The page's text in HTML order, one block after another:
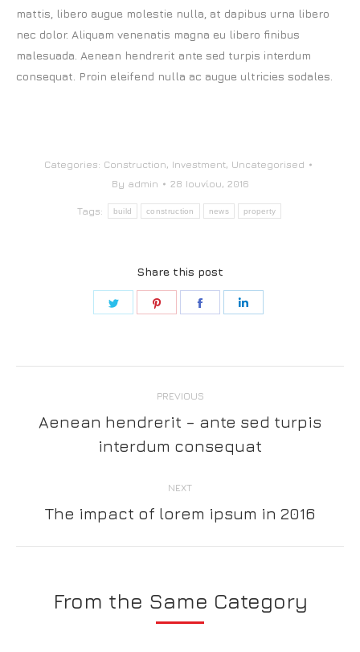
mattis, libero augue molestie nulla, at dapibus urna libero
nec dolor. Aliquam venenatis magna eu libero finibus
malesuada. Aenean hendrerit ante sed turpis interdum
consequat. Proin eleifend nulla ac augue ultricies sodales.
Categories: Construction, Investment, Uncategorised
By admin 28 Ιουνίου, 2016
Tags: build construction news property
Share this post
Share
Share
Share
navigation
PREVIOUS
Previous
post:
Aenean hendrerit – ante sed turpis
interdum consequat
NEXT
Next
The impact of lorem ipsum in 2016
From the Same Category